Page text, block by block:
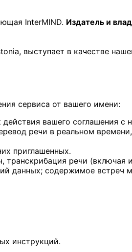
InterMIND. Издатель и
выступает в качестве
сервиса от вашего имени:
вашего соглашения с
речи в реальном
приглашенных.
транскрибация речи (включая
данных; содержимое
инструкций.